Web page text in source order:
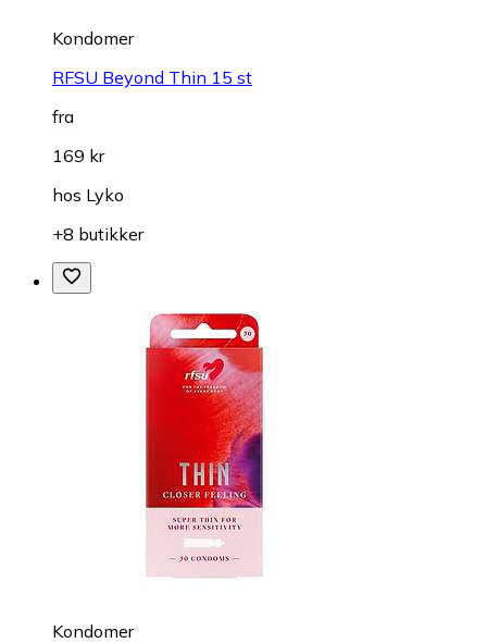
Kondomer
RFSU Beyond Thin 15 st
fra
169 kr
hos Lyko
+8 butikker
Kondomer